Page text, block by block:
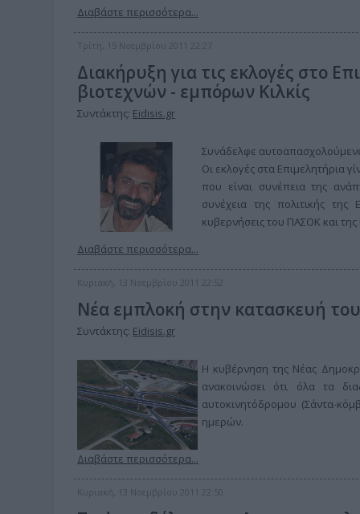
Διαβάστε περισσότερα...
Τρίτη, 15 Νοεμβρίου 2011 22:27
Διακήρυξη για τις εκλογές στο
βιοτεχνών - εμπόρων Κιλκίς
Συντάκτης: Eidisis.gr
Συνάδελφε
Οι εκλογές στα Επιμελητήρια
που είναι συνέπεια της
συνέχεια της πολιτικής
κυβερνήσεις του ΠΑΣΟΚ και
Διαβάστε περισσότερα...
Κυριακή, 13 Νοεμβρίου 2011 22:52
Νέα εμπλοκή στην κατασκευή
Συντάκτης: Eidisis.gr
Η κυβέρνηση της Νέας
ανακοινώσει ότι όλα τα
αυτοκινητόδρομου (Σάντα-
ημερών.
Διαβάστε περισσότερα...
Κυριακή, 13 Νοεμβρίου 2011 22:50